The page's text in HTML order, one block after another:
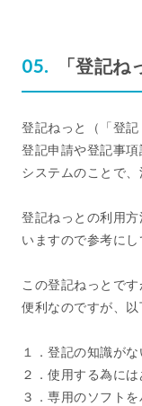
「登記
登記ねっと（「登記
登記申請や登記事
システムのことで、
登記ねっとの利用方
いますので参考にし
この登記ねっとで
便利なのですが、以
１．登記の知識が
２．使用する為に
３．専用のソフト